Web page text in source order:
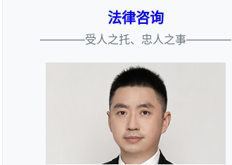
法律咨询
————受人之托、忠人之事————